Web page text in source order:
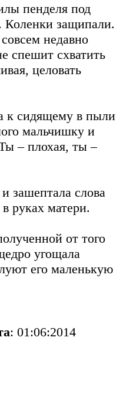
пенделя под
Коленки защипали.
недавно
спешит схватить
целовать
к сидящему в пыли
мальчишку и
– плохая, ты –
зашептала слова
руках матери.
от того
угощала
его маленькую
: 01:06:2014